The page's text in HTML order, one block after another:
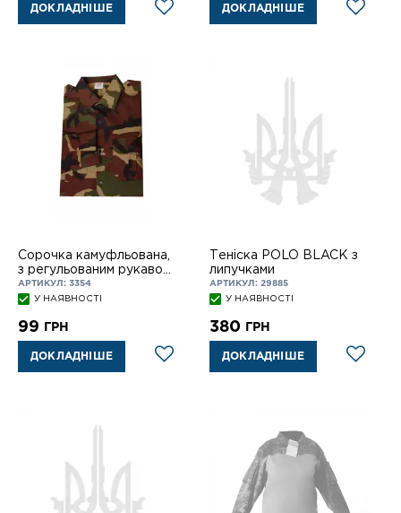
ДОКЛАДНІШЕ ДОКЛАДНІШЕ
Сорочка камуфльована,
з регульованим рукавом
у штани
АРТИКУЛ: 3354
У НАЯВНОСТІ
99 ГРН
ДОКЛАДНІШЕ
Теніска POLO BLACK з
липучками
АРТИКУЛ: 29885
У НАЯВНОСТІ
380 ГРН
ДОКЛАДНІШЕ